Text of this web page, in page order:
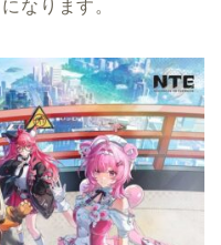
なります。